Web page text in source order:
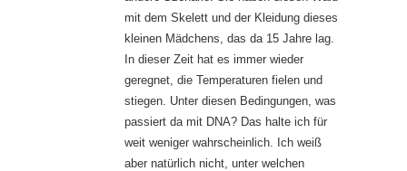
mit dem Skelett und der Kleidung dieses
kleinen Mädchens, das da 15 Jahre lag.
In dieser Zeit hat es immer wieder
geregnet, die Temperaturen fielen und
stiegen. Unter diesen Bedingungen, was
passiert da mit DNA? Das halte ich für
weit weniger wahrscheinlich. Ich weiß
aber natürlich nicht, unter welchen